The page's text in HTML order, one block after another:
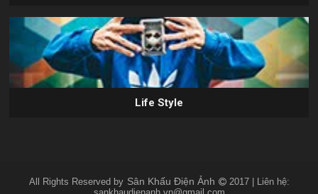
Life Style
All Rights Reserved by Sân Khấu Điện Ảnh
2017 | Liên hệ: